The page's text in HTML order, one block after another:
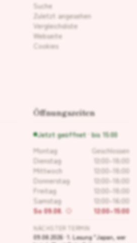
Suche
Zuletzt angesehen
Vergleichsliste
Webseite
Cookies
Öffnungszeiten
Jetzt geöffnet · bis 15:00
Montag
Geschlossen
Dienstag
12:00–18:00
Mittwoch
12:00–18:00
Donnerstag
12:00–18:00
Freitag
12:00–18:00
Samstag
12:00–16:00
So 09.08.
12:00–15:00
NÄCHSTER TERMIN
09.08.2026 · 1. Lesung "Japan, wer